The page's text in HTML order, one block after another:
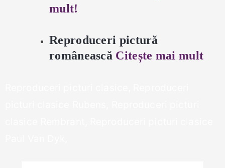
mult!
Reproduceri pictură
românească Citește mai mult